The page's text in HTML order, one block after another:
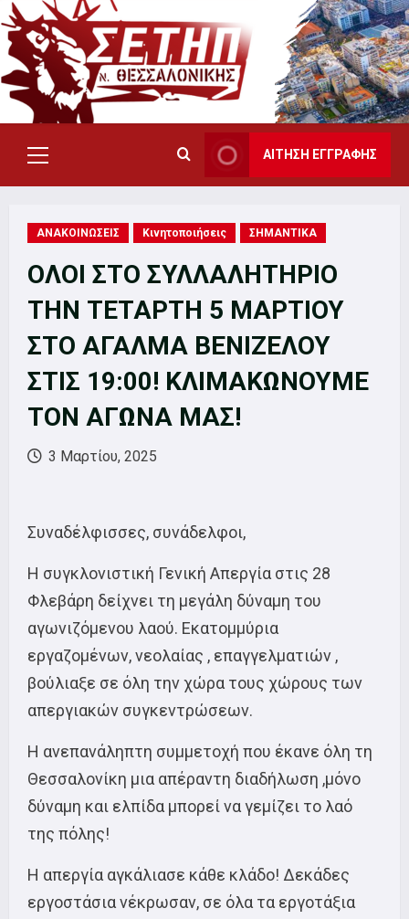
Skip
to
content
Primary
Menu
ΑΙΤΗΣΗ ΕΓΓΡΑΦΗΣ
ΑΝΑΚΟΙΝΩΣΕΙΣ Κινητοποιήσεις ΣΗΜΑΝΤΙΚΑ
ΟΛΟΙ ΣΤΟ ΣΥΛΛΑΛΗΤΗΡΙΟ
ΤΗΝ ΤΕΤΑΡΤΗ 5 ΜΑΡΤΙΟΥ
ΣΤΟ ΑΓΑΛΜΑ ΒΕΝΙΖΕΛΟΥ
ΣΤΙΣ 19:00! ΚΛΙΜΑΚΩΝΟΥΜΕ
ΤΟΝ ΑΓΩΝΑ ΜΑΣ!
3 Μαρτίου, 2025
Συναδέλφισσες, συνάδελφοι,
Η συγκλονιστική Γενική Απεργία στις 28
Φλεβάρη δείχνει τη μεγάλη δύναμη του
αγωνιζόμενου λαού. Εκατομμύρια
εργαζομένων, νεολαίας , επαγγελματιών ,
βούλιαξε σε όλη την χώρα τους χώρους των
απεργιακών συγκεντρώσεων.
Η ανεπανάληπτη συμμετοχή που έκανε όλη τη
Θεσσαλονίκη μια απέραντη διαδήλωση ,μόνο
δύναμη και ελπίδα μπορεί να γεμίζει το λαό
της πόλης!
Η απεργία αγκάλιασε κάθε κλάδο! Δεκάδες
εργοστάσια νέκρωσαν, σε όλα τα εργοτάξια